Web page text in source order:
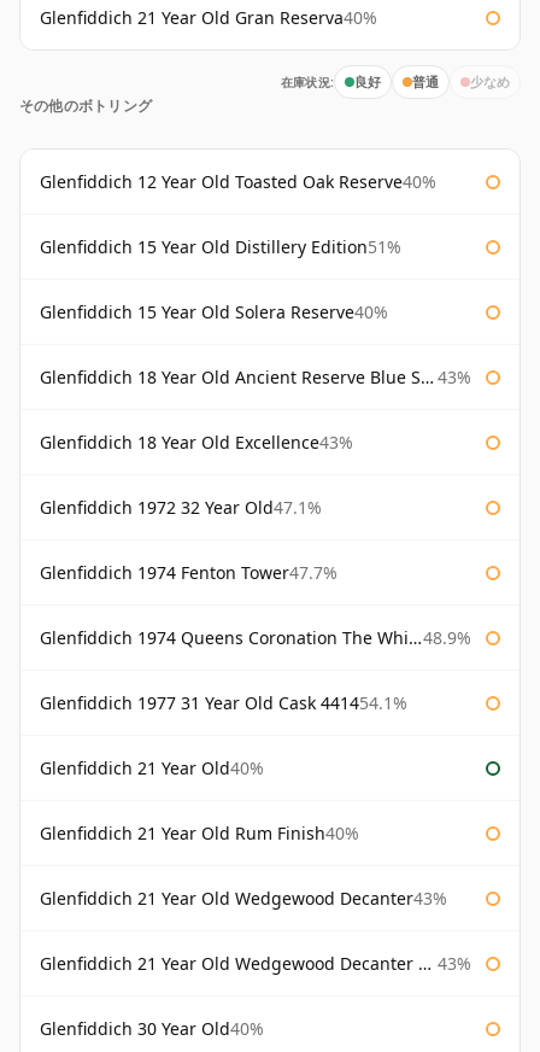
Glenfiddich 21 Year Old Gran Reserva40%
在庫状況: 良好 普通 少なめ
その他のボトリング
Glenfiddich 12 Year Old Toasted Oak Reserve40%
Glenfiddich 15 Year Old Distillery Edition51%
Glenfiddich 15 Year Old Solera Reserve40%
Glenfiddich 18 Year Old Ancient Reserve Blue Spode 43%
Glenfiddich 18 Year Old Excellence43%
Glenfiddich 1972 32 Year Old47.1%
Glenfiddich 1974 Fenton Tower47.7%
Glenfiddich 1974 Queens Coronation The Whisky Exchange 48.9%
Glenfiddich 1977 31 Year Old Cask 441454.1%
Glenfiddich 21 Year Old40%
Glenfiddich 21 Year Old Rum Finish40%
Glenfiddich 21 Year Old Wedgewood Decanter43%
Glenfiddich 21 Year Old Wedgewood Decanter 75cl 43%
Glenfiddich 30 Year Old40%